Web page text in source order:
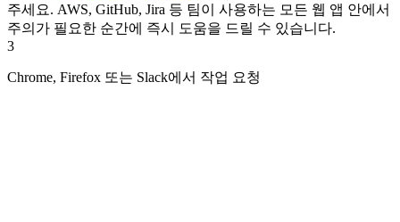
주세요. AWS, GitHub, Jira 등 팀이 사용하는 모든 웹 앱 안에서
주의가 필요한 순간에 즉시 도움을 드릴 수 있습니다.
3
Chrome, Firefox 또는 Slack에서 작업 요청